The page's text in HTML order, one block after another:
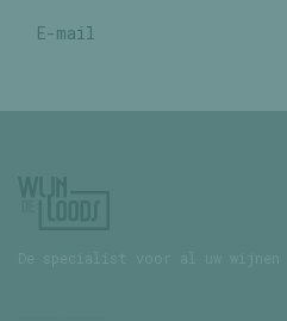
De specialist voor al uw wijnen